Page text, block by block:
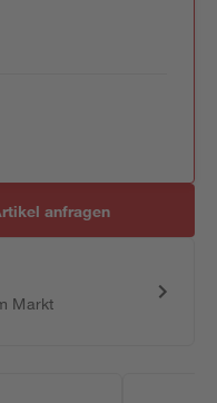
anfragen
Markt